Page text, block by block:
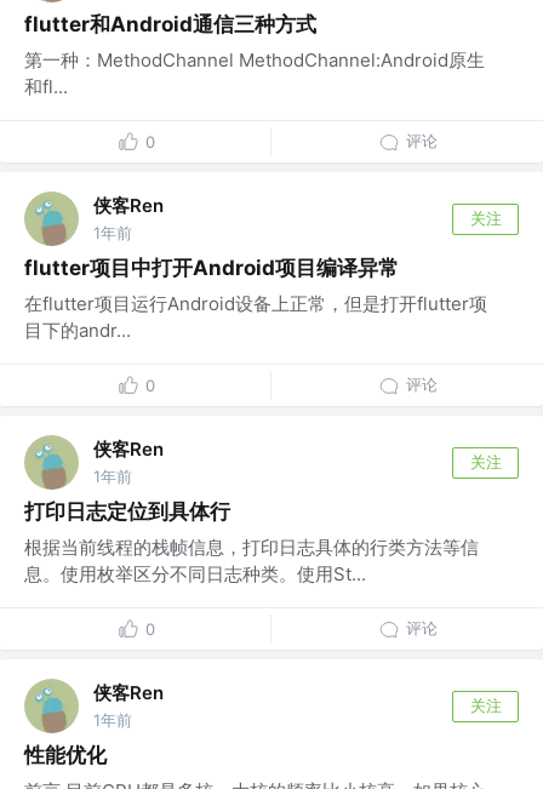
flutter和Android通信三种方式
第一种：MethodChannel MethodChannel:Android原生
和fl...
0 评论
侠客Ren
1年前
关注
flutter项目中打开Android项目编译异常
在flutter项目运行Android设备上正常，但是打开flutter项
目下的andr...
0 评论
侠客Ren
1年前
关注
打印日志定位到具体行
根据当前线程的栈帧信息，打印日志具体的行类方法等信
息。使用枚举区分不同日志种类。使用St...
0 评论
侠客Ren
1年前
关注
性能优化